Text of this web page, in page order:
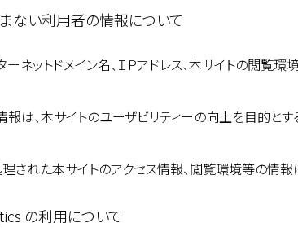
ない利用者の情報について
ーネットドメイン名、ＩＰアドレス、本サイトの閲覧
は、本サイトのユーザビリティーの向上を目的と
された本サイトのアクセス情報、閲覧環境等の情報
の利用について